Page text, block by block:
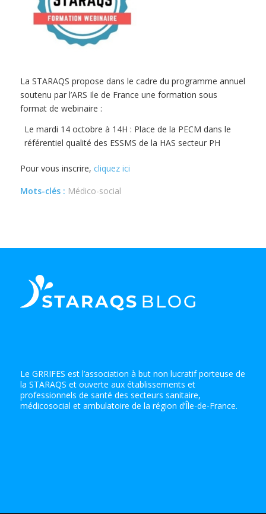
La STARAQS propose dans le cadre du programme annuel
soutenu par l’ARS Ile de France une formation sous
format de webinaire :
Le mardi 14 octobre à 14H : Place de la PECM dans le
référentiel qualité des ESSMS de la HAS secteur PH
Pour vous inscrire, cliquez ici
Mots-clés : Médico-social
Le GRRIFES est l’association à but non lucratif porteuse de
la STARAQS et ouverte aux établissements et
professionnels de santé des secteurs sanitaire,
médicosocial et ambulatoire de la région d’Île-de-France.